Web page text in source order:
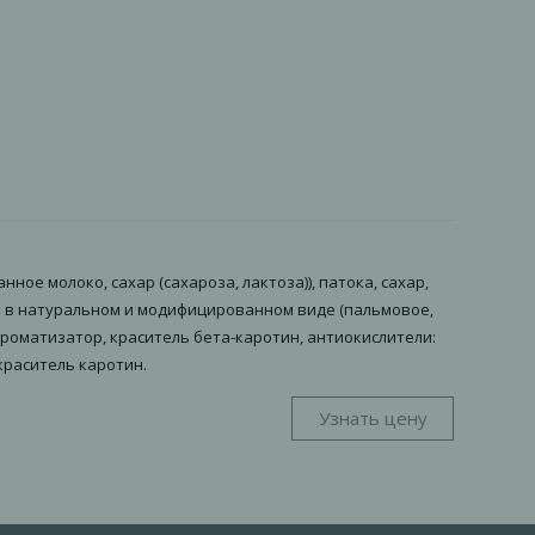
молоко, сахар (сахароза, лактоза)), патока, сахар,
натуральном и модифицированном виде (пальмовое,
краситель бета-каротин, антиокислители:
каротин.
Узнать цену